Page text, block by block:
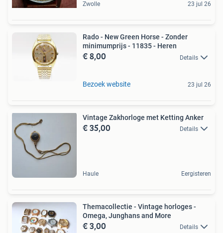
Zwolle 23 jul 26
Rado - New Green Horse - Zonder
minimumprijs - 11835 - Heren
€ 8,00 Details
Bezoek website 23 jul 26
Vintage Zakhorloge met Ketting Anker
€ 35,00 Details
Haule Eergisteren
Themacollectie - Vintage horloges -
Omega, Junghans and More
€ 3,00 Details